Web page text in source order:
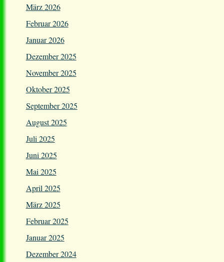
März 2026
Februar 2026
Januar 2026
Dezember 2025
November 2025
Oktober 2025
September 2025
August 2025
Juli 2025
Juni 2025
Mai 2025
April 2025
März 2025
Februar 2025
Januar 2025
Dezember 2024